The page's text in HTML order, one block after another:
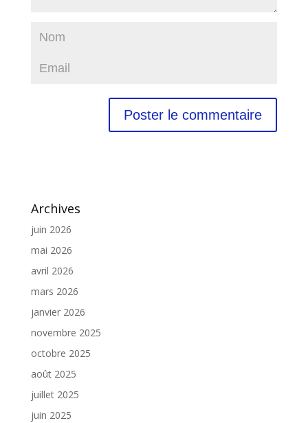
Archives
juin 2026
mai 2026
avril 2026
mars 2026
janvier 2026
novembre 2025
octobre 2025
août 2025
juillet 2025
juin 2025